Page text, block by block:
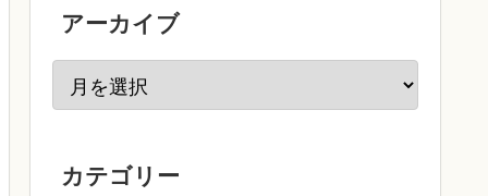
アーカイブ
カテゴリー